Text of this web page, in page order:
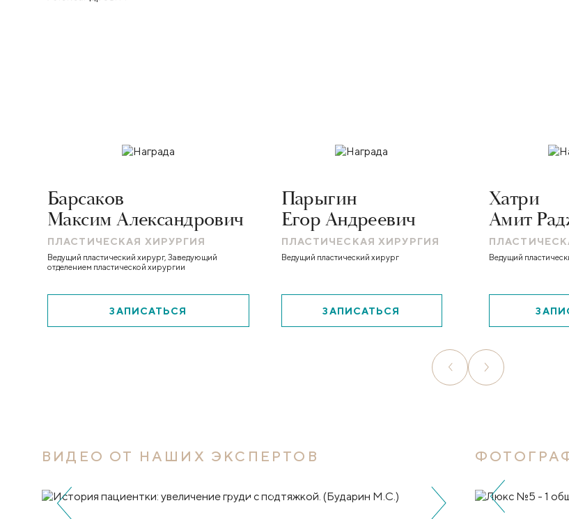
Барсаков
Максим Александрович
ПЛАСТИЧЕСКАЯ ХИРУРГИЯ
Ведущий пластический хирург, Заведующий
отделением пластической хирургии
ЗАПИСАТЬСЯ
Парыгин
Егор Андреевич
ПЛАСТИЧЕСКАЯ ХИРУРГИЯ
Ведущий пластический хирург
ЗАПИСАТЬСЯ
Хатри
Амит
Ведущий
ВИДЕО ОТ НАШИХ ЭКСПЕРТОВ